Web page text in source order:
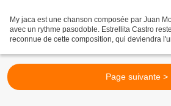
My jaca est une chanson composée par Juan
avec un rythme pasodoble. Estrellita Castro
reconnue de cette composition, qui deviendra
Page suivante >